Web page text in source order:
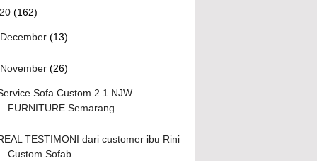
(162)
December (13)
November (26)
Sofa Custom 2 1 NJW
FURNITURE Semarang
TESTIMONI dari customer ibu Rini
Custom Sofab...